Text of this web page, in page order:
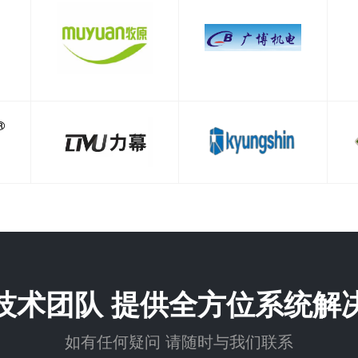
术团队 提供全方位系统解
如有任何疑问 请随时与我们联系